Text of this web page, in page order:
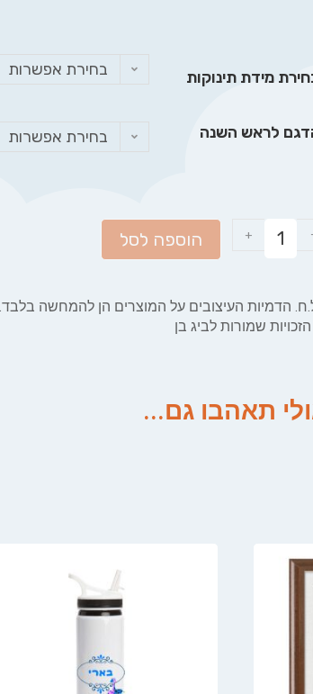
מידת תינוקות בחירת אפשרות
לראש השנה בחירת אפשרות
+ הוספה לסל
הדמיות העיצובים על המוצרים הן להמחשה בלבד.
שמורות לביג בן
תאהבו גם...